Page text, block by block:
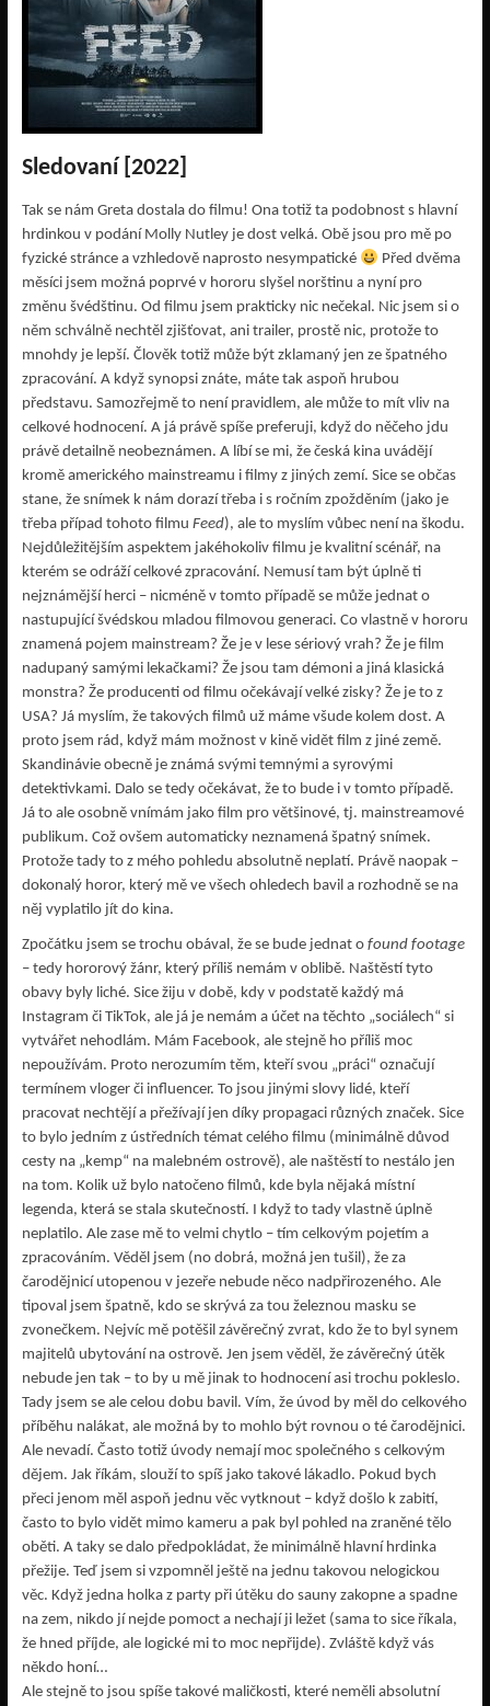
Sledovaní [2022]
Tak se nám Greta dostala do filmu! Ona totiž ta podobnost s hlavní
hrdinkou v podání Molly Nutley je dost velká. Obě jsou pro mě po
fyzické stránce a vzhledově naprosto nesympatické
Před dvěma
měsíci jsem možná poprvé v hororu slyšel norštinu a nyní pro
změnu švédštinu. Od filmu jsem prakticky nic nečekal. Nic jsem si o
něm schválně nechtěl zjišťovat, ani trailer, prostě nic, protože to
mnohdy je lepší. Člověk totiž může být zklamaný jen ze špatného
zpracování. A když synopsi znáte, máte tak aspoň hrubou
představu. Samozřejmě to není pravidlem, ale může to mít vliv na
celkové hodnocení. A já právě spíše preferuji, když do něčeho jdu
právě detailně neobeznámen. A líbí se mi, že česká kina uvádějí
kromě amerického mainstreamu i filmy z jiných zemí. Sice se občas
stane, že snímek k nám dorazí třeba i s ročním zpožděním (jako je
třeba případ tohoto filmu Feed), ale to myslím vůbec není na škodu.
Nejdůležitějším aspektem jakéhokoliv filmu je kvalitní scénář, na
kterém se odráží celkové zpracování. Nemusí tam být úplně ti
nejznámější herci – nicméně v tomto případě se může jednat o
nastupující švédskou mladou filmovou generaci. Co vlastně v hororu
znamená pojem mainstream? Že je v lese sériový vrah? Že je film
nadupaný samými lekačkami? Že jsou tam démoni a jiná klasická
monstra? Že producenti od filmu očekávají velké zisky? Že je to z
USA? Já myslím, že takových filmů už máme všude kolem dost. A
proto jsem rád, když mám možnost v kině vidět film z jiné země.
Skandinávie obecně je známá svými temnými a syrovými
detektivkami. Dalo se tedy očekávat, že to bude i v tomto případě.
Já to ale osobně vnímám jako film pro většinové, tj. mainstreamové
publikum. Což ovšem automaticky neznamená špatný snímek.
Protože tady to z mého pohledu absolutně neplatí. Právě naopak –
dokonalý horor, který mě ve všech ohledech bavil a rozhodně se na
něj vyplatilo jít do kina.
Zpočátku jsem se trochu obával, že se bude jednat o found footage
– tedy hororový žánr, který příliš nemám v oblibě. Naštěstí tyto
obavy byly liché. Sice žiju v době, kdy v podstatě každý má
Instagram či TikTok, ale já je nemám a účet na těchto „sociálech“ si
vytvářet nehodlám. Mám Facebook, ale stejně ho příliš moc
nepoužívám. Proto nerozumím těm, kteří svou „práci“ označují
termínem vloger či influencer. To jsou jinými slovy lidé, kteří
pracovat nechtějí a přežívají jen díky propagaci různých značek. Sice
to bylo jedním z ústředních témat celého filmu (minimálně důvod
cesty na „kemp“ na malebném ostrově), ale naštěstí to nestálo jen
na tom. Kolik už bylo natočeno filmů, kde byla nějaká místní
legenda, která se stala skutečností. I když to tady vlastně úplně
neplatilo. Ale zase mě to velmi chytlo – tím celkovým pojetím a
zpracováním. Věděl jsem (no dobrá, možná jen tušil), že za
čarodějnicí utopenou v jezeře nebude něco nadpřirozeného. Ale
tipoval jsem špatně, kdo se skrývá za tou železnou masku se
zvonečkem. Nejvíc mě potěšil závěrečný zvrat, kdo že to byl synem
majitelů ubytování na ostrově. Jen jsem věděl, že závěrečný útěk
nebude jen tak – to by u mě jinak to hodnocení asi trochu pokleslo.
Tady jsem se ale celou dobu bavil. Vím, že úvod by měl do celkového
příběhu nalákat, ale možná by to mohlo být rovnou o té čarodějnici.
Ale nevadí. Často totiž úvody nemají moc společného s celkovým
dějem. Jak říkám, slouží to spíš jako takové lákadlo. Pokud bych
přeci jenom měl aspoň jednu věc vytknout – když došlo k zabití,
často to bylo vidět mimo kameru a pak byl pohled na zraněné tělo
oběti. A taky se dalo předpokládat, že minimálně hlavní hrdinka
přežije. Teď jsem si vzpomněl ještě na jednu takovou nelogickou
věc. Když jedna holka z party při útěku do sauny zakopne a spadne
na zem, nikdo jí nejde pomoct a nechají ji ležet (sama to sice říkala,
že hned příjde, ale logické mi to moc nepřijde). Zvláště když vás
někdo honí…
Ale stejně to jsou spíše takové maličkosti, které neměli absolutní